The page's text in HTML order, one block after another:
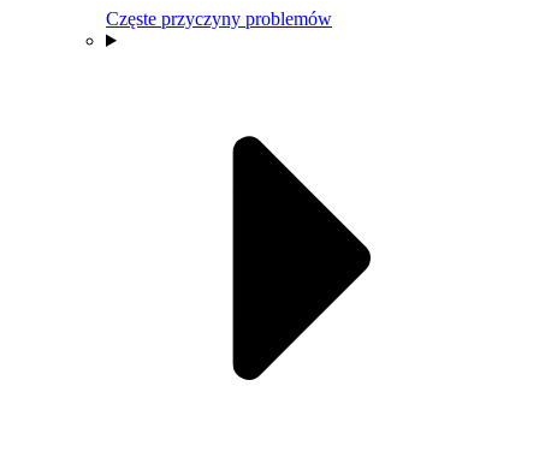
Częste przyczyny problemów